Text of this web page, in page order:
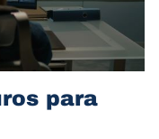
para